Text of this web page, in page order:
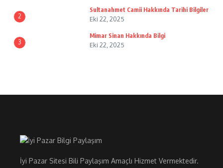
2
Sultanahmet Camii Hakkında Tarihi Bilgiler
Eki 22, 2025
3
Mimar Sinan Hakkında Bilgi
Eki 22, 2025
İyi Pazar Sitesi Bili Paylaşım Amaçlı Hizmet Vermektedir.